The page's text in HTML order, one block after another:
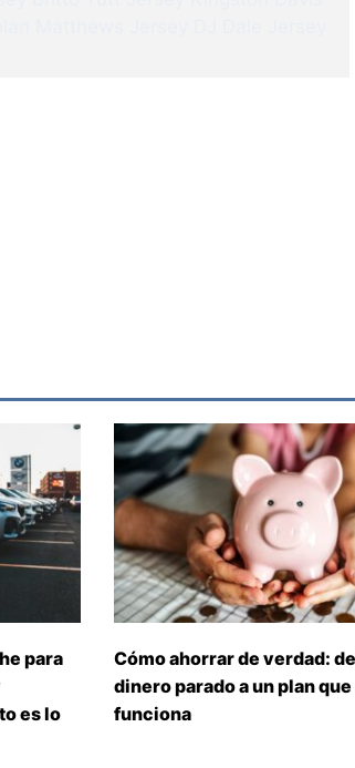
para
es lo
Cómo ahorrar de verdad:
dinero parado a un plan
funciona